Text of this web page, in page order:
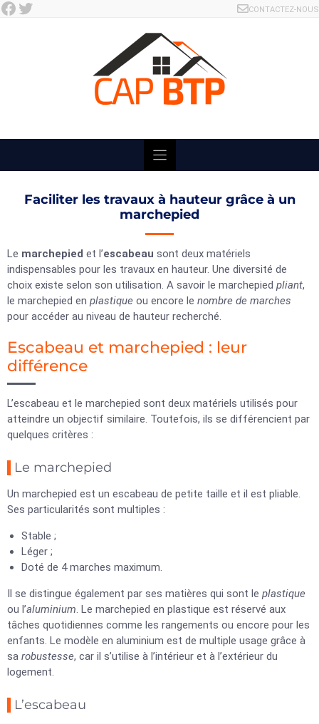
Skip
Facebook Twitter CONTACTEZ-NOUS
Faciliter les travaux à hauteur grâce à un
marchepied
Le marchepied et l’escabeau sont deux matériels
indispensables pour les travaux en hauteur. Une diversité de
choix existe selon son utilisation. A savoir le marchepied pliant,
le marchepied en plastique ou encore le nombre de marches
pour accéder au niveau de hauteur recherché.
Escabeau et marchepied : leur
différence
L’escabeau et le marchepied sont deux matériels utilisés pour
atteindre un objectif similaire. Toutefois, ils se différencient par
quelques critères :
Le marchepied
Un marchepied est un escabeau de petite taille et il est pliable.
Ses particularités sont multiples :
Stable ;
Léger ;
Doté de 4 marches maximum.
Il se distingue également par ses matières qui sont le plastique
ou l’aluminium. Le marchepied en plastique est réservé aux
tâches quotidiennes comme les rangements ou encore pour les
enfants. Le modèle en aluminium est de multiple usage grâce à
sa robustesse, car il s’utilise à l’intérieur et à l’extérieur du
logement.
L’escabeau